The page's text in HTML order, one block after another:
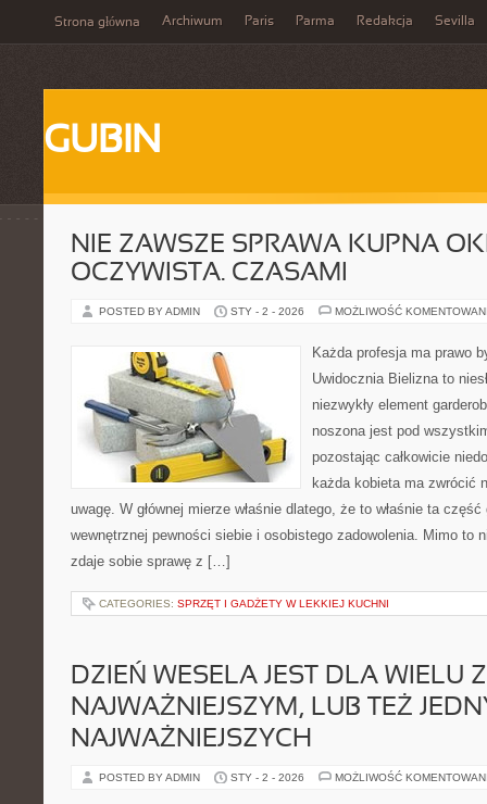
Strona główna Archiwum Paris Parma Redakcja Sevilla
GUBIN
NIE ZAWSZE SPRAWA KUPNA
OCZYWISTA. CZASAMI
POSTED BY ADMIN STY - 2 - 2026 MOŻLIWOŚĆ
Każda profesja ma prawo
Uwidocznia Bielizna to
niezwykły element
noszona jest pod
pozostając całkowicie
każda kobieta ma zwrócić
uwagę. W głównej mierze właśnie dlatego, że to właśnie ta
wewnętrznej pewności siebie i osobistego zadowolenia. Mimo to
zdaje sobie sprawę z […]
CATEGORIES: SPRZĘT I GADŻETY W LEKKIEJ KUCHNI
DZIEŃ WESELA JEST DLA WIELU
NAJWAŻNIEJSZYM, LUB TEŻ
NAJWAŻNIEJSZYCH
POSTED BY ADMIN STY - 2 - 2026 MOŻLIWOŚĆ